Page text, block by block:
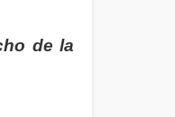
de la